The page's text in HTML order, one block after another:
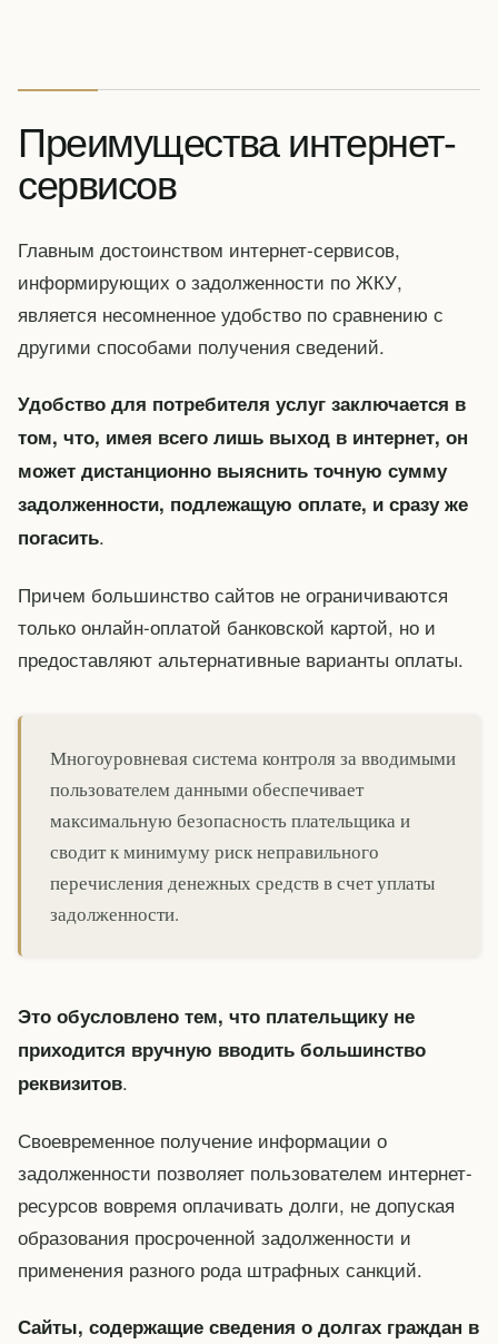
Преимущества интернет-
сервисов
Главным достоинством интернет-сервисов,
информирующих о задолженности по ЖКУ,
является несомненное удобство по сравнению с
другими способами получения сведений.
Удобство для потребителя услуг заключается в
том, что, имея всего лишь выход в интернет, он
может дистанционно выяснить точную сумму
задолженности, подлежащую оплате, и сразу же
погасить.
Причем большинство сайтов не ограничиваются
только онлайн-оплатой банковской картой, но и
предоставляют альтернативные варианты оплаты.
Многоуровневая система контроля за вводимыми
пользователем данными обеспечивает
максимальную безопасность плательщика и
сводит к минимуму риск неправильного
перечисления денежных средств в счет уплаты
задолженности.
Это обусловлено тем, что плательщику не
приходится вручную вводить большинство
реквизитов.
Своевременное получение информации о
задолженности позволяет пользователем интернет-
ресурсов вовремя оплачивать долги, не допуская
образования просроченной задолженности и
применения разного рода штрафных санкций.
Сайты, содержащие сведения о долгах граждан в